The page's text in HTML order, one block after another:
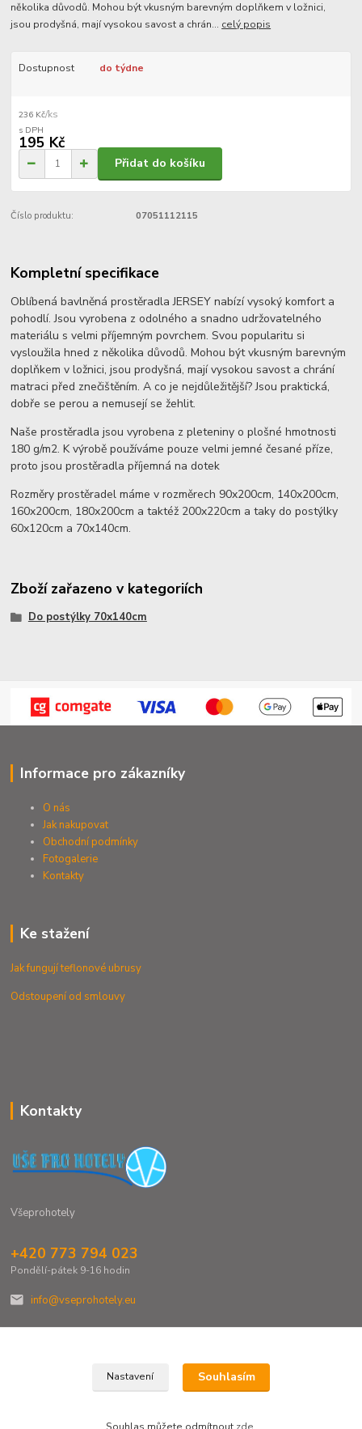
několika důvodů. Mohou být vkusným barevným doplňkem v ložnici,
jsou prodyšná, mají vysokou savost a chrán... celý popis
Dostupnost do týdne
236 Kč/ks
195 Kč
Přidat do košíku
Číslo produktu: 07051112115
Kompletní specifikace
Oblíbená bavlněná prostěradla JERSEY nabízí vysoký komfort a
pohodlí. Jsou vyrobena z odolného a snadno udržovatelného
materiálu s velmi příjemným povrchem. Svou popularitu si
vysloužila hned z několika důvodů. Mohou být vkusným barevným
doplňkem v ložnici, jsou prodyšná, mají vysokou savost a chrání
matraci před znečištěním. A co je nejdůležitější? Jsou praktická,
dobře se perou a nemusejí se žehlit.
Naše prostěradla jsou vyrobena z pleteniny o plošné hmotnosti
180 g/m2. K výrobě používáme pouze velmi jemné česané příze,
proto jsou prostěradla příjemná na dotek
Rozměry prostěradel máme v rozměrech 90x200cm, 140x200cm,
160x200cm, 180x200cm a taktéž 200x220cm a taky do postýlky
60x120cm a 70x140cm.
Zboží zařazeno v kategoriích
Do postýlky 70x140cm
Informace pro zákazníky
O nás
Jak nakupovat
Obchodní podmínky
Fotogalerie
Kontakty
Ke stažení
Jak fungují teflonové ubrusy
Odstoupení od smlouvy
Kontakty
Všeprohotely
+420 773 794 023
Pondělí-pátek 9-16 hodin
info@vseprohotely.eu
Upravit sběr cookies.
Nastavení Souhlasím